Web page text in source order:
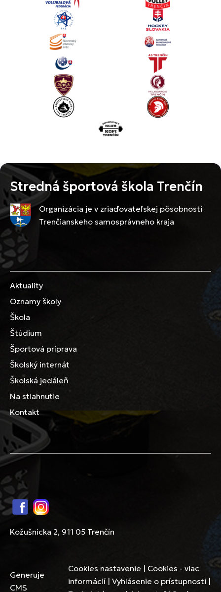
Stredná športová škola Trenčín
Organizácia je v zriaďovateľskej pôsobnosti
Trenčianskeho samosprávneho kraja
Aktuality
Oznamy školy
Škola
Štúdium
Športová príprava
Školský internát
Školská jedáleň
Na stiahnutie
Kontakt
FacebookInstagram
Kožušnícka 2, 911 05 Trenčín
Generuje
CMS
Cookies nastavenie | Cookies - viac
informácií | Vyhlásenie o prístupnosti |